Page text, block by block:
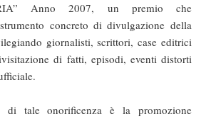
Anno 2007, un premio che
concreto di divulgazione della
giornalisti, scrittori, case editrici
di fatti, episodi, eventi distorti
di tale onorificenza è la promozione